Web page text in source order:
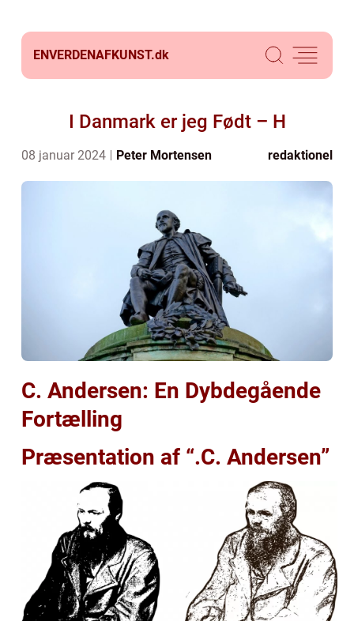
ENVERDENAFKUNST.dk
I Danmark er jeg Født – H
08 januar 2024 Peter Mortensen redaktionel
C. Andersen: En Dybdegående
Fortælling
Præsentation af “.C. Andersen”